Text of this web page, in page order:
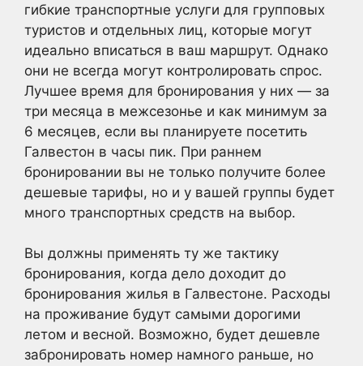
гибкие транспортные услуги для групповых
туристов и отдельных лиц, которые могут
идеально вписаться в ваш маршрут. Однако
они не всегда могут контролировать спрос.
Лучшее время для бронирования у них — за
три месяца в межсезонье и как минимум за
6 месяцев, если вы планируете посетить
Галвестон в часы пик. При раннем
бронировании вы не только получите более
дешевые тарифы, но и у вашей группы будет
много транспортных средств на выбор.
Вы должны применять ту же тактику
бронирования, когда дело доходит до
бронирования жилья в Галвестоне. Расходы
на проживание будут самыми дорогими
летом и весной. Возможно, будет дешевле
забронировать номер намного раньше, но